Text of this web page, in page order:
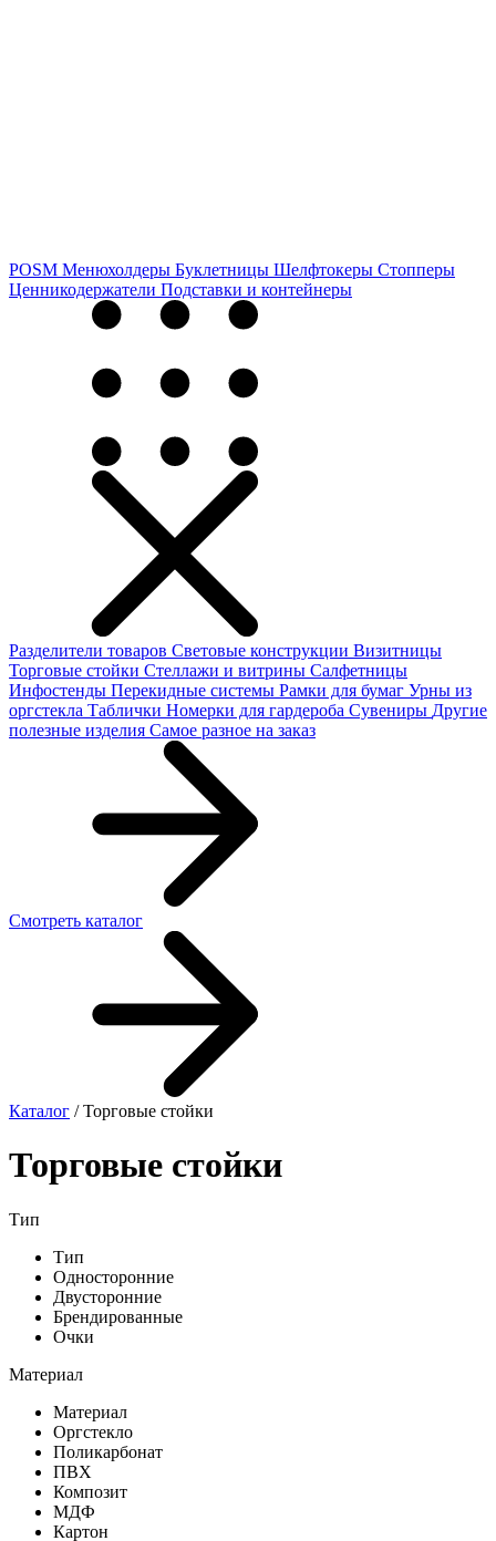
POSM Менюхолдеры Буклетницы Шелфтокеры Стопперы
Ценникодер­жа­те­ли Подставки и контейнеры
Разделители товаров Световые конструкции Визитницы
Торговые стойки Cтеллажи и витрины Салфетницы
Инфостенды Перекидные системы Рамки для бумаг Урны из
оргстекла Таблички Номерки для гардероба Сувениры Другие
полезные изделия Самое разное на заказ
Смотреть каталог
Каталог / Торговые стойки
Торговые стойки
Тип
Тип
Односторонние
Двусторонние
Брендированные
Очки
Материал
Материал
Оргстекло
Поликарбонат
ПВХ
Композит
МДФ
Картон